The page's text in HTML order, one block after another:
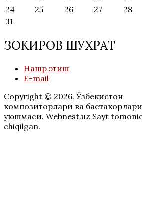
24
25 26 27 28
31
ЗОКИРОВ ШУХРАТ
Нашр этиш
E-mail
Copyright © 2026. Ўзбекистон
композиторлари ва бастакорлари
уюшмаси. Webnest.uz Sayt
chiqilgan.